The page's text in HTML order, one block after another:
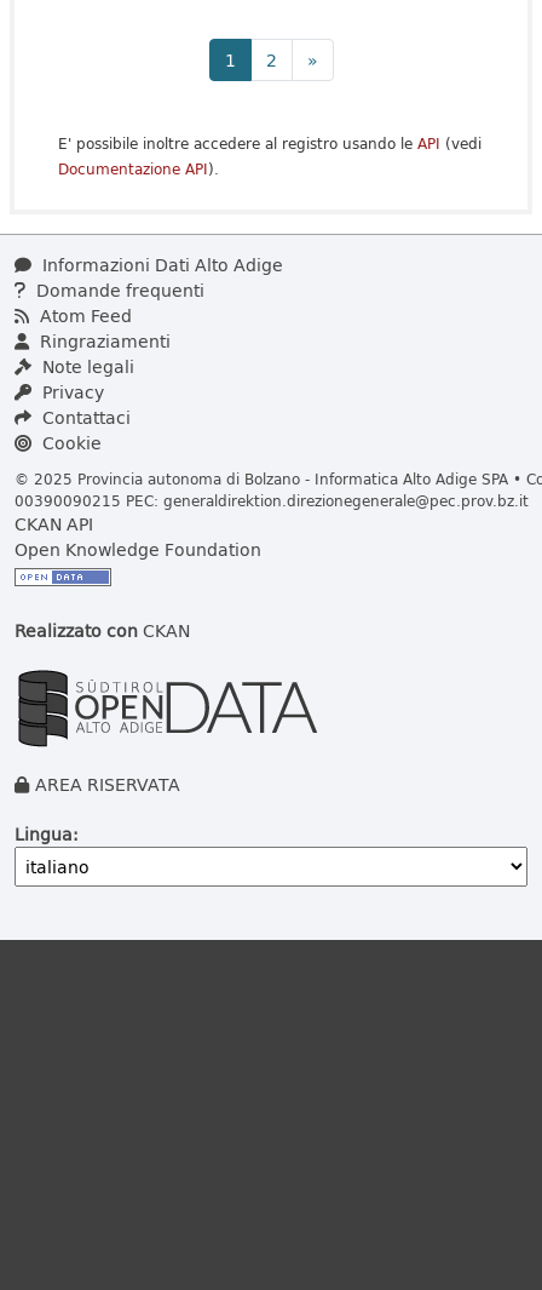
1 2 »
E' possibile inoltre accedere al registro usando le API (vedi
Documentazione API).
Informazioni Dati Alto Adige
Domande frequenti
Atom Feed
Ringraziamenti
Note legali
Privacy
Contattaci
Cookie
© 2025 Provincia autonoma di Bolzano - Informatica Alto Adige SPA •
00390090215 PEC: generaldirektion.direzionegenerale@pec.prov.bz.it
CKAN API
Open Knowledge Foundation
Realizzato conCKAN
AREA RISERVATA
Lingua